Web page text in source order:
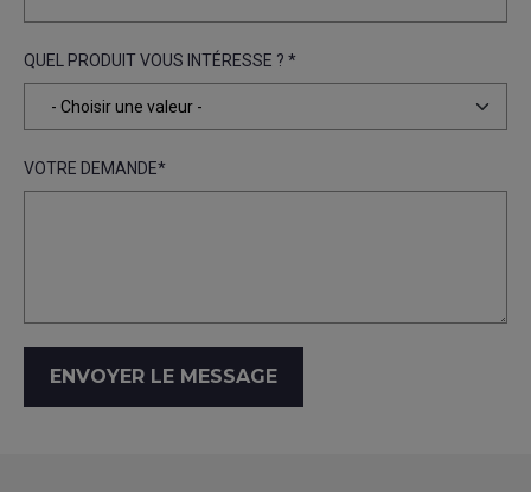
QUEL PRODUIT VOUS INTÉRESSE ?
VOTRE DEMANDE